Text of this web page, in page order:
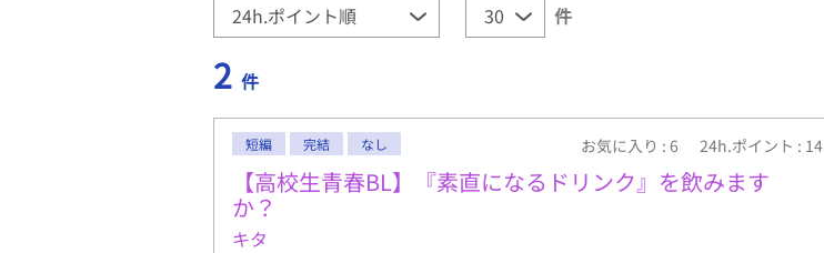
件
2 件
短編 完結 なし お気に入り : 6 24h.ポイント : 14
【高校生青春BL】『素直になるドリンク』を飲みます
か？
キタ